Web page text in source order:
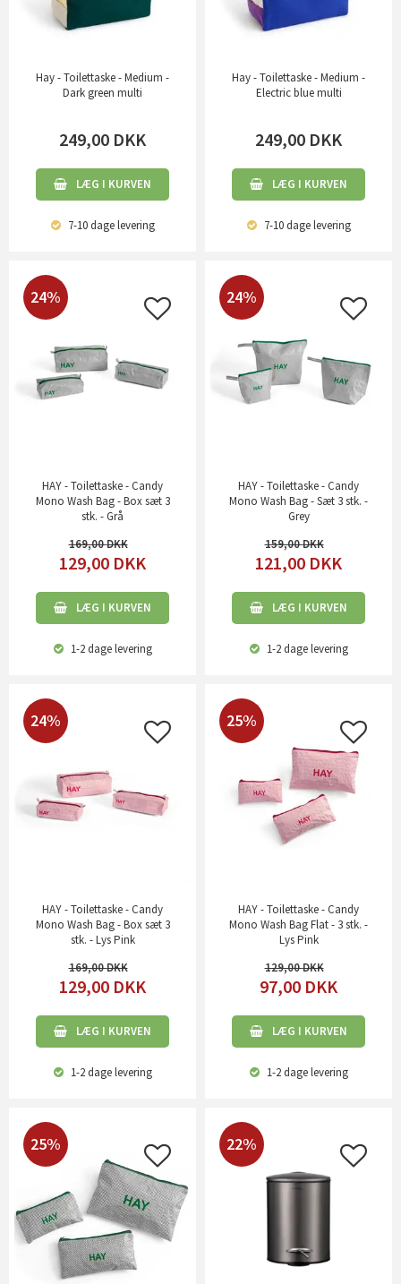
Hay - Toilettaske - Medium -
Dark green multi
249,00 DKK
LÆG I KURVEN
7-10 dagelevering
Hay - Toilettaske - Medium -
Electric blue multi
249,00 DKK
LÆG I KURVEN
7-10 dagelevering
24%
HAY - Toilettaske - Candy
Mono Wash Bag - Box sæt 3
stk. - Grå
169,00
129,00 DKK
LÆG I KURVEN
1-2 dagelevering
24%
HAY - Toilettaske - Candy
Mono Wash Bag - Sæt 3 stk. -
Grey
159,00
121,00 DKK
LÆG I KURVEN
1-2 dagelevering
24%
HAY - Toilettaske - Candy
Mono Wash Bag - Box sæt 3
stk. - Lys Pink
169,00
129,00 DKK
LÆG I KURVEN
1-2 dagelevering
25%
HAY - Toilettaske - Candy
Mono Wash Bag Flat - 3 stk. -
Lys Pink
129,00
97,00 DKK
LÆG I KURVEN
1-2 dagelevering
25% 22%